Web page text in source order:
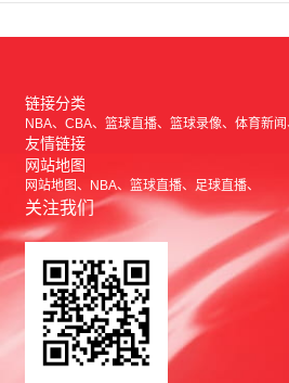
链接分类
NBA CBA 篮球直播 篮球录像 体育新闻
友情链接
网站地图
网站地图 NBA 篮球直播 足球直播
关注我们